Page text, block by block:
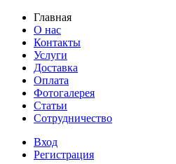
Главная
О нас
Контакты
Услуги
Доставка
Оплата
Фотогалерея
Статьи
Сотрудничество
Вход
Регистрация